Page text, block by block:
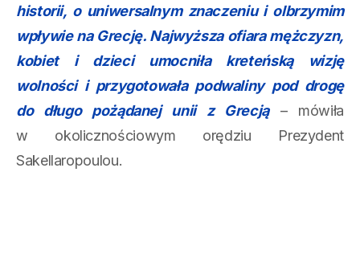
historii, o uniwersalnym znaczeniu i olbrzymim
wpływie na Grecję. Najwyższa ofiara mężczyzn,
kobiet i dzieci umocniła kreteńską wizję
wolności i przygotowała podwaliny pod drogę
do długo pożądanej unii z Grecją– mówiła
w okolicznościowym orędziu Prezydent
Sakellaropoulou.